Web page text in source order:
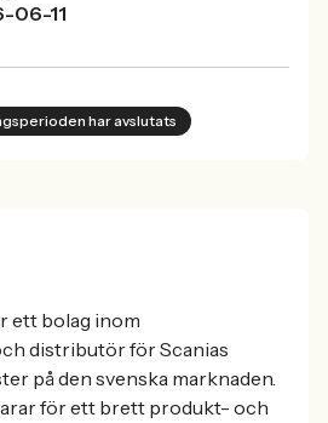
06-11
har avslutats
ett bolag inom
distributör för Scanias
på den svenska marknaden.
för ett brett produkt- och